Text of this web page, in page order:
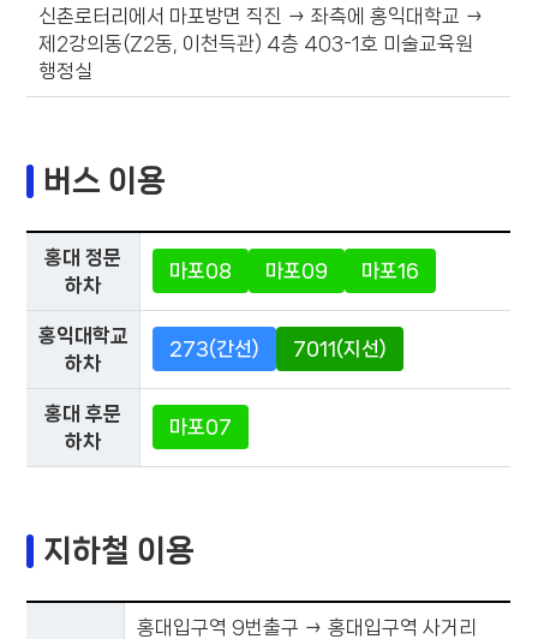
신촌로터리에서 마포방면 직진 → 좌측에 홍익대학교 →
제2강의동(Z2동, 이천득관) 4층 403-1호 미술교육원
행정실
버스 이용
홍대 정문
하차
마포08 마포09 마포16
홍익대학교
하차
273(간선) 7011(지선)
홍대 후문
하차
마포07
지하철 이용
홍대입구역 9번출구 → 홍대입구역 사거리